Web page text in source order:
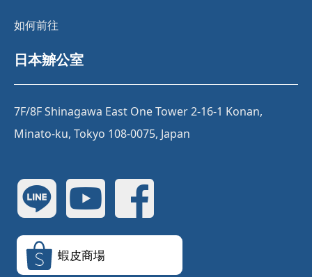
如何前往
日本辧公室
7F/8F Shinagawa East One Tower 2-16-1 Konan,
Minato-ku, Tokyo 108-0075, Japan
蝦皮商場